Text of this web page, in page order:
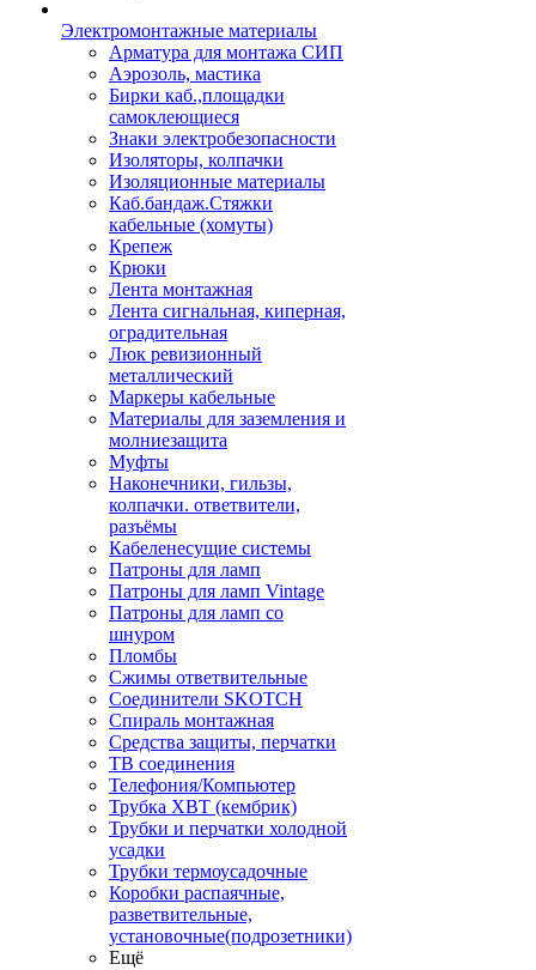
Электромонтажные материалы
Арматура для монтажа СИП
Аэрозоль, мастика
Бирки каб.,площадки
самоклеющиеся
Знаки электробезопасности
Изоляторы, колпачки
Изоляционные материалы
Каб.бандаж.Стяжки
кабельные (хомуты)
Крепеж
Крюки
Лента монтажная
Лента сигнальная, киперная,
оградительная
Люк ревизионный
металлический
Маркеры кабельные
Материалы для заземления и
молниезащита
Муфты
Наконечники, гильзы,
колпачки. ответвители,
разъёмы
Кабеленесущие системы
Патроны для ламп
Патроны для ламп Vintage
Патроны для ламп со
шнуром
Пломбы
Сжимы ответвительные
Соединители SKOTCH
Спираль монтажная
Средства защиты, перчатки
ТВ соединения
Телефония/Компьютер
Трубка ХВТ (кембрик)
Трубки и перчатки холодной
усадки
Трубки термоусадочные
Коробки распаячные,
разветвительные,
установочные(подрозетники)
Ещё